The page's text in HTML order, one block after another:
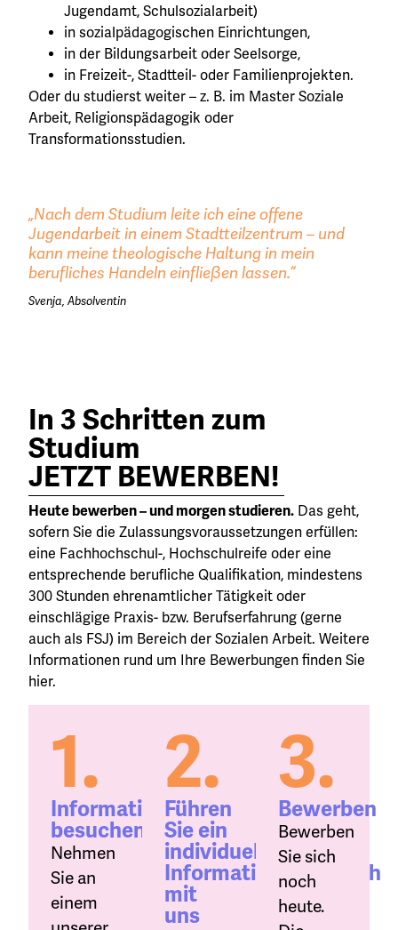
Jugendamt, Schulsozialarbeit)
in sozialpädagogischen Einrichtungen,
in der Bildungsarbeit oder Seelsorge,
in Freizeit-, Stadtteil- oder Familienprojekten.
Oder du studierst weiter – z. B. im Master Soziale
Arbeit, Religionspädagogik oder
Transformationsstudien.
„Nach dem Studium leite ich eine offene
Jugendarbeit in einem Stadtteilzentrum – und
kann meine theologische Haltung in mein
berufliches Handeln einfließen lassen.“
Svenja, Absolventin
In 3 Schritten zum
Studium
JETZT BEWERBEN!
Heute bewerben – und morgen studieren. Das geht,
sofern Sie die Zulassungsvoraussetzungen erfüllen:
eine Fachhochschul-, Hochschulreife oder eine
entsprechende berufliche Qualifikation, mindestens
300 Stunden ehrenamtlicher Tätigkeit oder
einschlägige Praxis- bzw. Berufserfahrung (gerne
auch als FSJ) im Bereich der Sozialen Arbeit. Weitere
Informationen rund um Ihre Bewerbungen finden Sie
hier.
1.
Informationsveranstaltung
besuchen
Nehmen
Sie an
einem
2.
Führen
Sie ein
individuelles
Informationsgespräch
mit
uns
3.
Bewerben
Bewerben
Sie sich
noch
heute.